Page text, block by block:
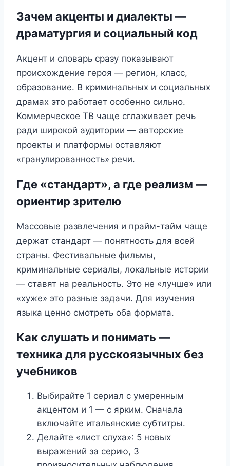
Зачем акценты и диалекты —
драматургия и социальный код
Акцент и словарь сразу показывают
происхождение героя — регион, класс,
образование. В криминальных и социальных
драмax это работает особенно сильно.
Коммерческое ТВ чаще сглаживает речь
ради широкой аудитории — авторские
проекты и платформы оставляют
«гранулированность» речи.
Где «стандарт», а где реализм —
ориентир зрителю
Массовые развлечения и прайм-тайм чаще
держат стандарт — понятность для всей
страны. Фестивальные фильмы,
криминальные сериалы, локальные истории
— ставят на реальность. Это не «лучше» или
«хуже» это разные задачи. Для изучения
языка ценно смотреть оба формата.
Как слушать и понимать —
техника для русскоязычных без
учебников
Выбирайте 1 сериал с умеренным
акцентом и 1 — с ярким. Сначала
включайте итальянские субтитры.
Делайте «лист слуха»: 5 новых
выражений за серию, 3